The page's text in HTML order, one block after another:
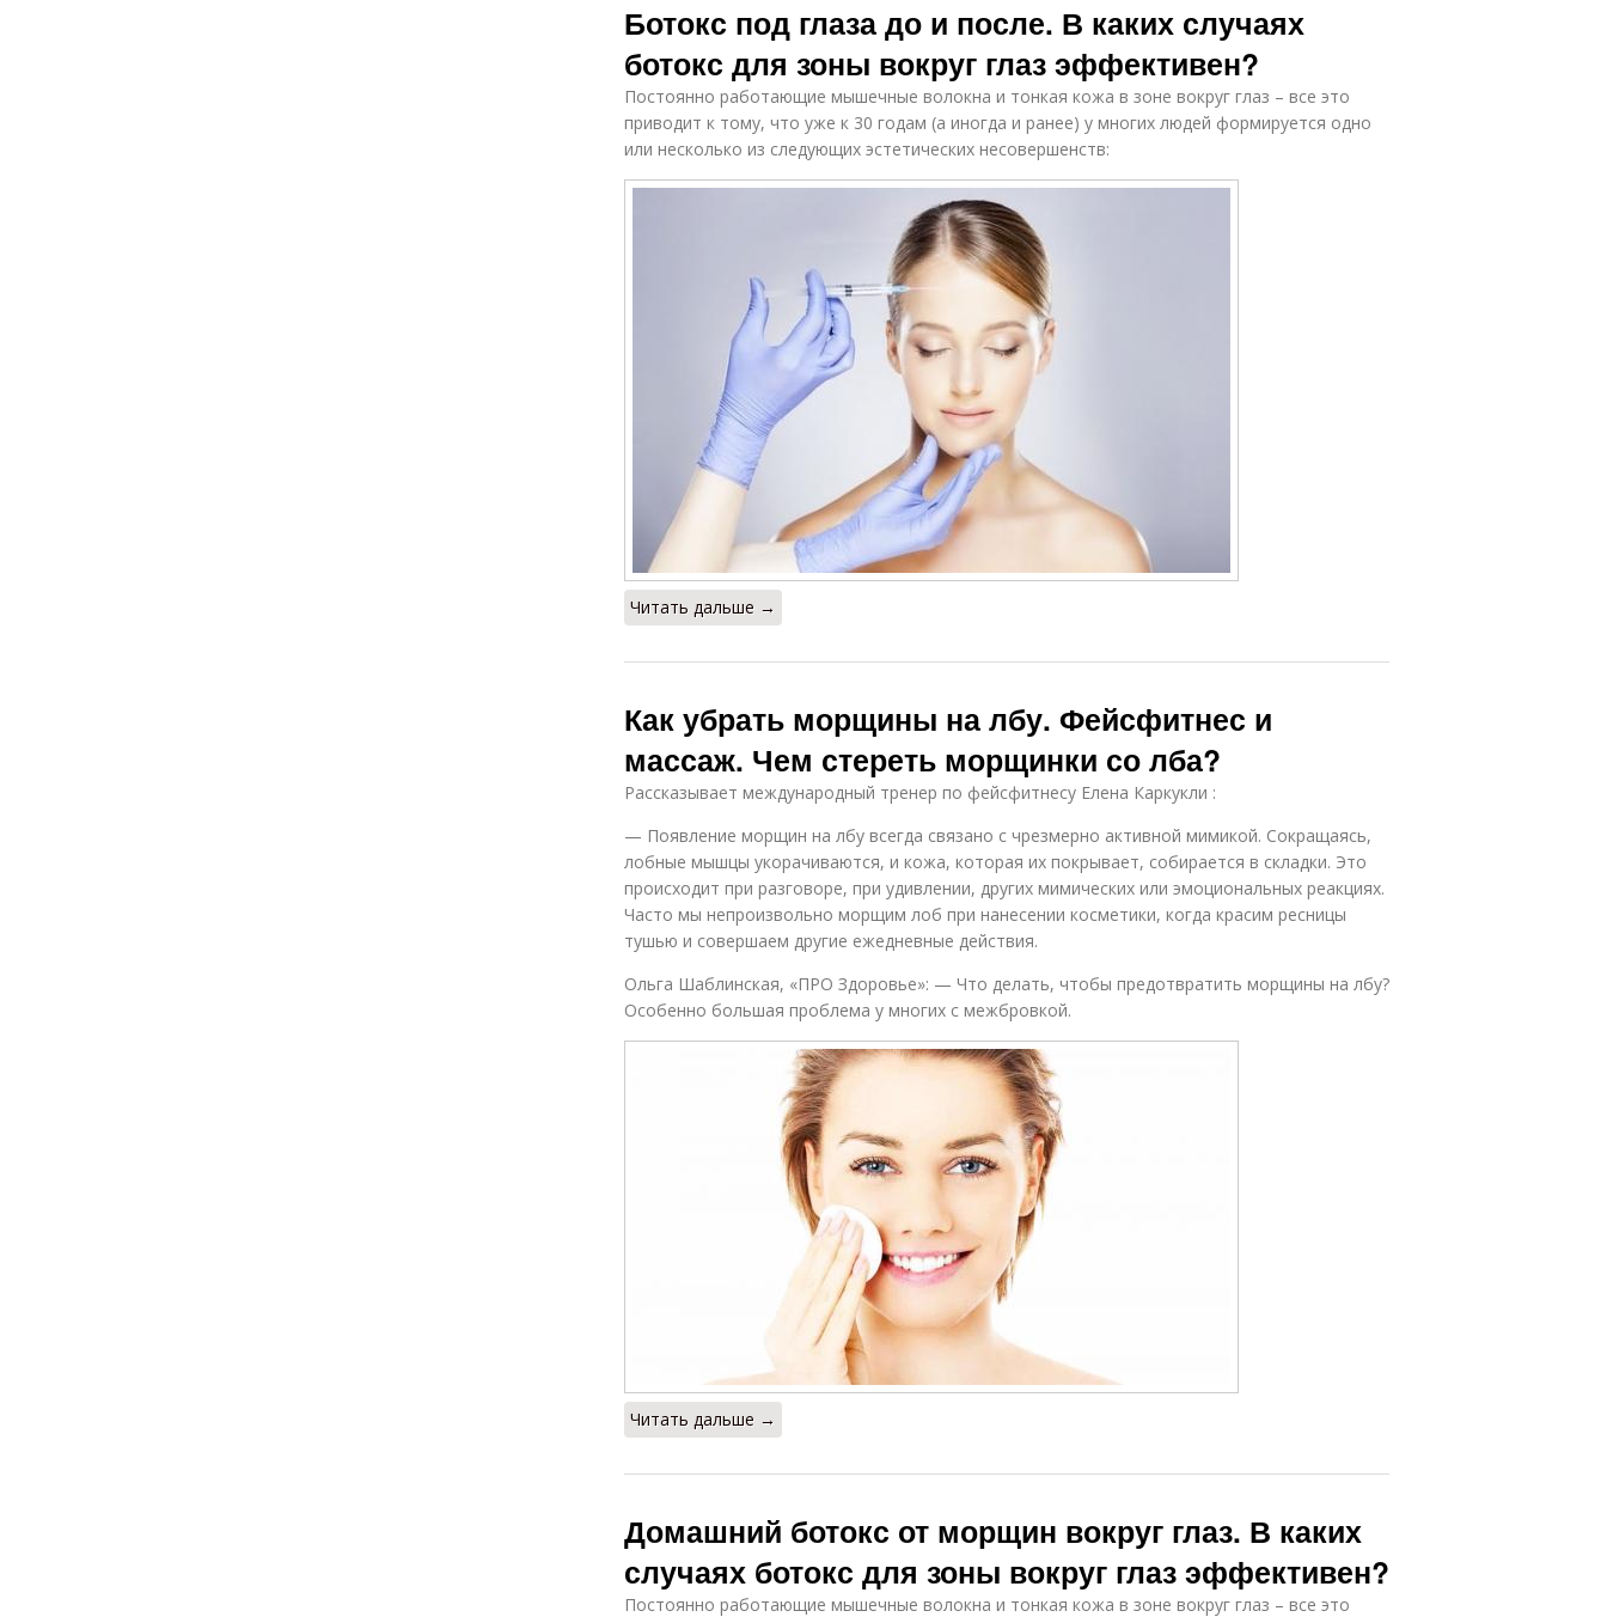
Ботокс под глаза до и после. В каких случаях
ботокс для зоны вокруг глаз эффективен?
Постоянно работающие мышечные волокна и тонкая кожа в зоне вокруг глаз – все это
приводит к тому, что уже к 30 годам (а иногда и ранее) у многих людей формируется одно
или несколько из следующих эстетических несовершенств:
Читать дальше →
Как убрать морщины на лбу. Фейсфитнес и
массаж. Чем стереть морщинки со лба?
Рассказывает международный тренер по фейсфитнесу Елена Каркукли :
— Появление морщин на лбу всегда связано с чрезмерно активной мимикой. Сокращаясь,
лобные мышцы укорачиваются, и кожа, которая их покрывает, собирается в складки. Это
происходит при разговоре, при удивлении, других мимических или эмоциональных реакциях.
Часто мы непроизвольно морщим лоб при нанесении косметики, когда красим ресницы
тушью и совершаем другие ежедневные действия.
Ольга Шаблинская, «ПРО Здоровье»: — Что делать, чтобы предотвратить морщины на лбу?
Особенно большая проблема у многих с межбровкой.
Читать дальше →
Домашний ботокс от морщин вокруг глаз. В каких
случаях ботокс для зоны вокруг глаз эффективен?
Постоянно работающие мышечные волокна и тонкая кожа в зоне вокруг глаз – все это